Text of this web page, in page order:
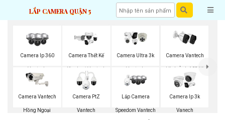
LẮP CAMERA QUẬN 5
Camera Ip 360
Vantech
Camera Thết Kế
Kim Loại Vantech
Camera Ultra 3k
Vantech
Camera Vantech
Hình Ảnh 1080P
Camera Vantech
Hồng Ngoại
Camera PtZ
Vantech
Lắp Camera
Speedom Vantech
Camera Ip 3k
Vanech